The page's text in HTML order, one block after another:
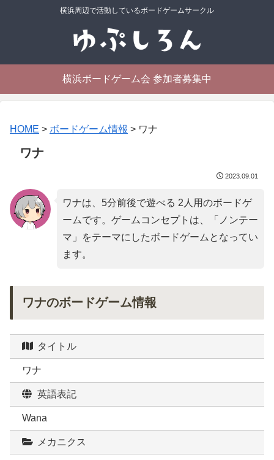
横浜周辺で活動しているボードゲームサークル
横浜ボードゲーム会 参加者募集中
HOME > ボードゲーム情報 > ワナ
ワナ
2023.09.01
ワナは、5分前後で遊べる 2人用のボードゲ
ームです。ゲームコンセプトは、「 ノンテー
マ 」をテーマにしたボードゲームとなってい
ます。
ワナのボードゲーム情報
タイトル
ワナ
英語表記
Wana
メカニクス